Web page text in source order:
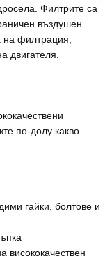
Филтрите са
въздушен
на филтрация,
двигателя.
по-долу какво
гайки, болтове и
висококачествен